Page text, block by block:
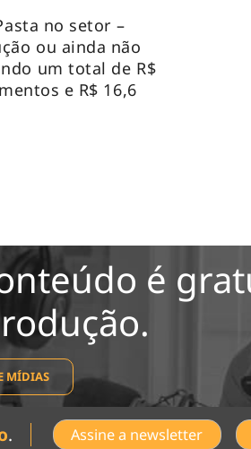
no setor –
ou ainda não
um total de R$
e R$ 16,6
é
MÍDIAS
. Assine a newsletter